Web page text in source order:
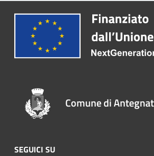
Comune di
SEGUICI SU